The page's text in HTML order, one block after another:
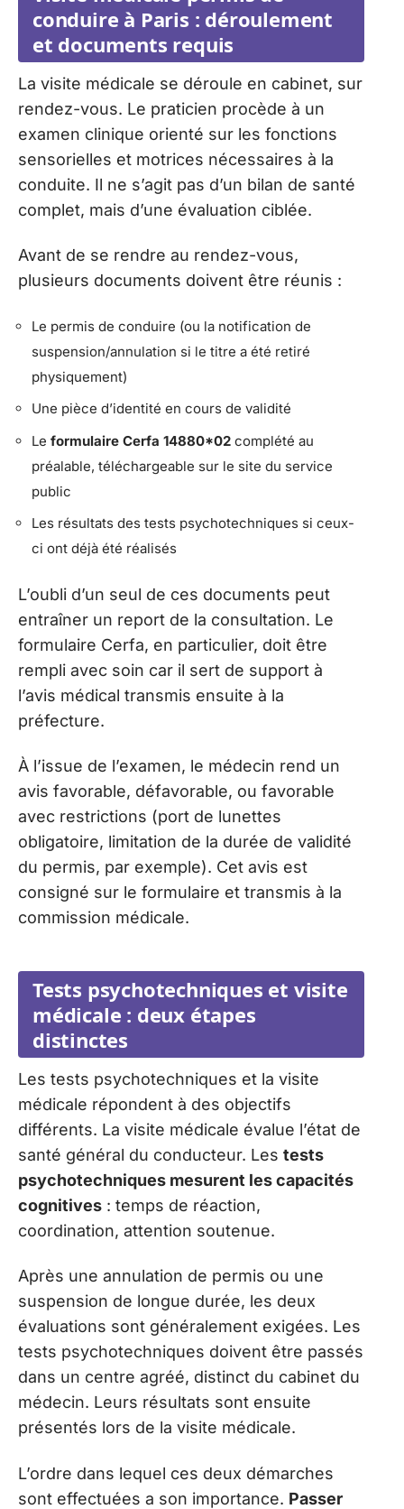
conduire à Paris : déroulement
et documents requis
La visite médicale se déroule en cabinet, sur
rendez-vous. Le praticien procède à un
examen clinique orienté sur les fonctions
sensorielles et motrices nécessaires à la
conduite. Il ne s’agit pas d’un bilan de santé
complet, mais d’une évaluation ciblée.
Avant de se rendre au rendez-vous,
plusieurs documents doivent être réunis :
Le permis de conduire (ou la notification de
suspension/annulation si le titre a été retiré
physiquement)
Une pièce d’identité en cours de validité
Le formulaire Cerfa 14880*02 complété au
préalable, téléchargeable sur le site du service
public
Les résultats des tests psychotechniques si ceux-
ci ont déjà été réalisés
L’oubli d’un seul de ces documents peut
entraîner un report de la consultation. Le
formulaire Cerfa, en particulier, doit être
rempli avec soin car il sert de support à
l’avis médical transmis ensuite à la
préfecture.
À l’issue de l’examen, le médecin rend un
avis favorable, défavorable, ou favorable
avec restrictions (port de lunettes
obligatoire, limitation de la durée de validité
du permis, par exemple). Cet avis est
consigné sur le formulaire et transmis à la
commission médicale.
Tests psychotechniques et visite
médicale : deux étapes
distinctes
Les tests psychotechniques et la visite
médicale répondent à des objectifs
différents. La visite médicale évalue l’état de
santé général du conducteur. Les tests
psychotechniques mesurent les capacités
cognitives : temps de réaction,
coordination, attention soutenue.
Après une annulation de permis ou une
suspension de longue durée, les deux
évaluations sont généralement exigées. Les
tests psychotechniques doivent être passés
dans un centre agréé, distinct du cabinet du
médecin. Leurs résultats sont ensuite
présentés lors de la visite médicale.
L’ordre dans lequel ces deux démarches
sont effectuées a son importance. Passer